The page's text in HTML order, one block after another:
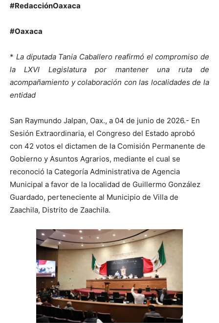
#RedacciónOaxaca
#Oaxaca
* La diputada Tania Caballero reafirmó el compromiso de
la LXVI Legislatura por mantener una ruta de
acompañamiento y colaboración con las localidades de la
entidad
​San Raymundo Jalpan, Oax., a 04 de junio de 2026.- En
Sesión Extraordinaria, el Congreso del Estado aprobó
con 42 votos el dictamen de la Comisión Permanente de
Gobierno y Asuntos Agrarios, mediante el cual se
reconoció la Categoría Administrativa de Agencia
Municipal a favor de la localidad de Guillermo González
Guardado, perteneciente al Municipio de Villa de
Zaachila, Distrito de Zaachila.